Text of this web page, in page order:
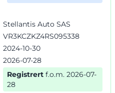
Stellantis Auto SAS
VR3KCZKZ4RS095338
2024-10-30
2026-07-28
Registrert f.o.m. 2026-07-
28